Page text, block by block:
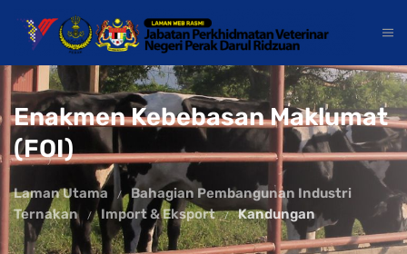
Enakmen Kebebasan Maklumat
(FOI)
Laman Utama
Bahagian Pembangunan Industri
Ternakan
Import & Eksport Kandungan